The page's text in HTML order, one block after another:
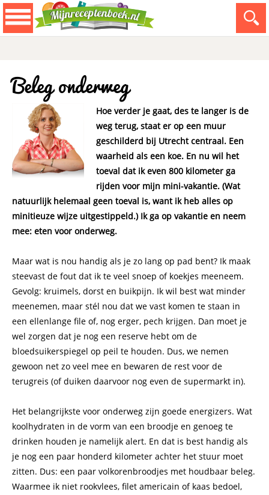
Beleg onderweg
Hoe verder je gaat, des te langer is de
weg terug, staat er op een muur
geschilderd bij Utrecht centraal. Een
waarheid als een koe. En nu wil het
toeval dat ik even 800 kilometer ga
rijden voor mijn mini-vakantie. (Wat
natuurlijk helemaal geen toeval is, want ik heb alles op
minitieuze wijze uitgestippeld.) Ik ga op vakantie en neem
mee: eten voor onderweg.
Maar wat is nou handig als je zo lang op pad bent? Ik maak
steevast de fout dat ik te veel snoep of koekjes meeneem.
Gevolg: kruimels, dorst en buikpijn. Ik wil best wat minder
meenemen, maar stél nou dat we vast komen te staan in
een ellenlange file of, nog erger, pech krijgen. Dan moet je
wel zorgen dat je nog een reserve hebt om de
bloedsuikerspiegel op peil te houden. Dus, we nemen
gewoon net zo veel mee en bewaren de rest voor de
terugreis (of duiken daarvoor nog even de supermarkt in).
Het belangrijkste voor onderweg zijn goede energizers. Wat
koolhydraten in de vorm van een broodje en genoeg te
drinken houden je namelijk alert. En dat is best handig als
je nog een paar honderd kilometer achter het stuur moet
zitten. Dus: een paar volkorenbroodjes met houdbaar beleg.
Waarmee ik niet rookvlees, filet americain of kaas bedoel,